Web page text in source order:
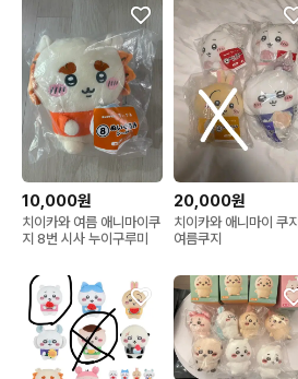
10,000원
치이카와 여름 애니마이쿠
지 8번 시사 누이구루미
20,000원
치이카와 애니마이 쿠지
여름쿠지